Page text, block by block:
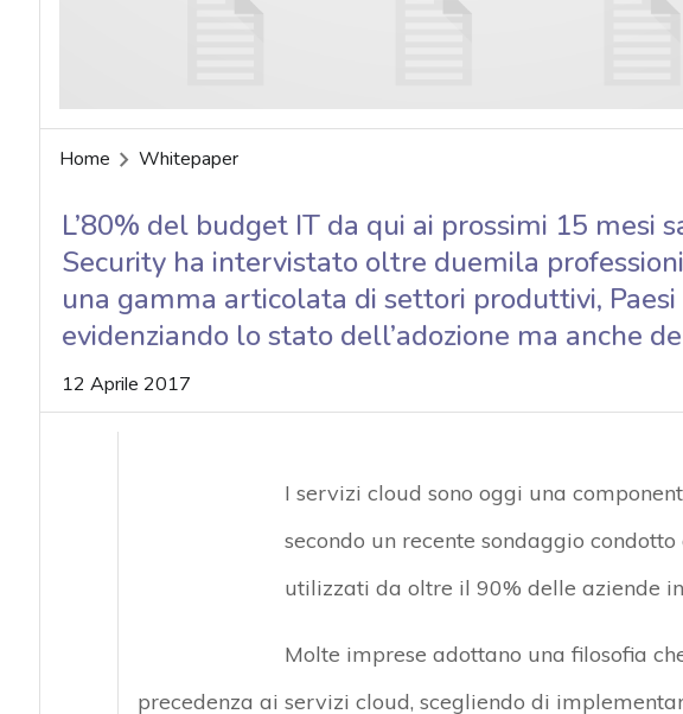
Home Whitepaper
L’80% del budget IT da qui ai prossimi 15 mesi
Security ha intervistato oltre duemila
una gamma articolata di settori produttivi,
evidenziando lo stato dell’adozione ma anche
12 Aprile 2017
I servizi cloud sono oggi una
secondo un recente sondaggio
utilizzati da oltre il 90% delle aziende
Molte imprese adottano una filosofia
precedenza ai servizi cloud, scegliendo di